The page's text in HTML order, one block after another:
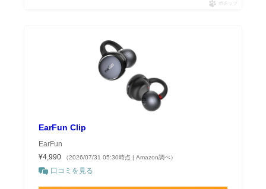
ポチップ
EarFun Clip
EarFun
¥4,990
（2026/07/31 05:30時点 | Amazon調べ）
口コミを見る